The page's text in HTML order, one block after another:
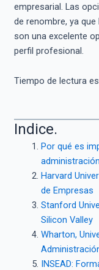
empresarial. Las
de renombre, ya
son una excelente
perfil profesional.
Tiempo de lectura
Indice.
Por qué es
Harvard
de Empresas
Stanford
Silicon Valley
Wharton,
INSEAD: